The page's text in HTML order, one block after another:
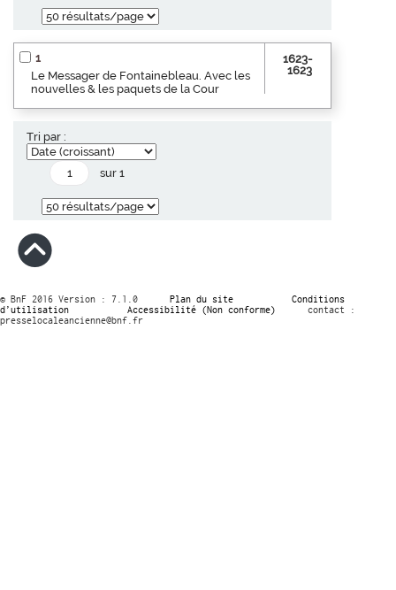
1
Le Messager de Fontainebleau. Avec les
nouvelles & les paquets de la Cour
1623-
1623
Tri par :
sur 1
© BnF 2016 Version : 7.1.0 Plan du site
Conditions
d’utilisation
Accessibilité (Non conforme)
contact :
presselocaleancienne@bnf.fr